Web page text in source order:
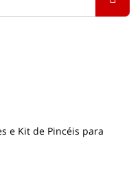
e Kit de Pincéis para